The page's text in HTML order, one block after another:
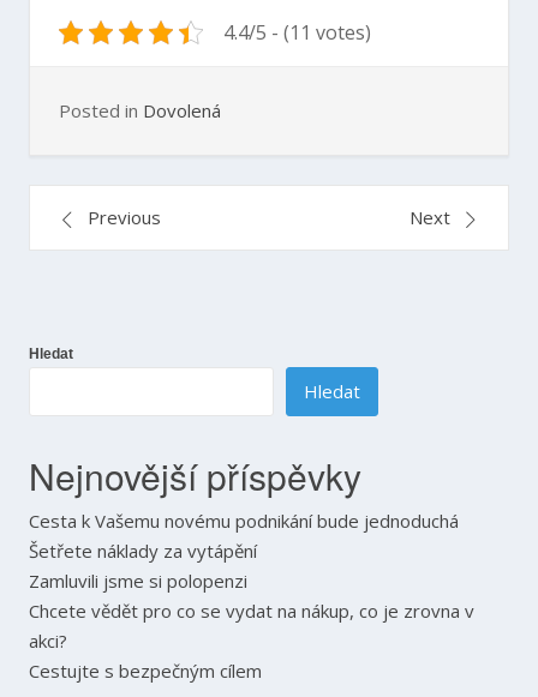
4.4/5 - (11 votes)
Posted in Dovolená
Navigace
příspěvek
Previous Next
Hledat
Hledat
Nejnovější příspěvky
Cesta k Vašemu novému podnikání bude jednoduchá
Šetřete náklady za vytápění
Zamluvili jsme si polopenzi
Chcete vědět pro co se vydat na nákup, co je zrovna v
akci?
Cestujte s bezpečným cílem